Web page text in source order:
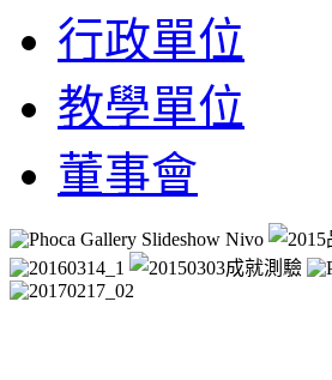
行政單位
教學單位
董事會